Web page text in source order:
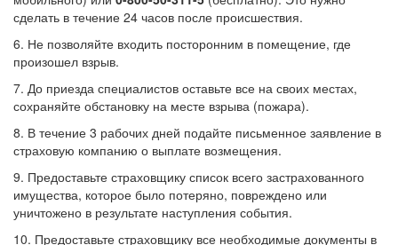
сделать в течение 24 часов после происшествия.
6. Не позволяйте входить посторонним в помещение, где
произошел взрыв.
7. До приезда специалистов оставьте все на своих местах,
сохраняйте обстановку на месте взрыва (пожара).
8. В течение 3 рабочих дней подайте письменное заявление в
страховую компанию о выплате возмещения.
9. Предоставьте страховщику список всего застрахованного
имущества, которое было потеряно, повреждено или
уничтожено в результате наступления события.
10. Предоставьте страховщику все необходимые документы в